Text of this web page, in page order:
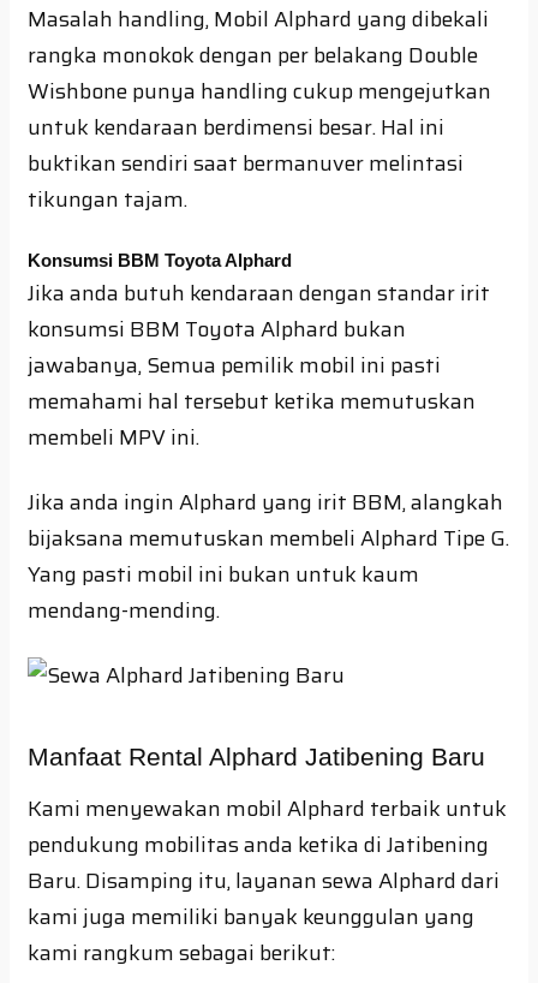
Masalah handling, Mobil Alphard yang dibekali
rangka monokok dengan per belakang Double
Wishbone punya handling cukup mengejutkan
untuk kendaraan berdimensi besar. Hal ini
buktikan sendiri saat bermanuver melintasi
tikungan tajam.
Konsumsi BBM Toyota Alphard
Jika anda butuh kendaraan dengan standar irit
konsumsi BBM Toyota Alphard bukan
jawabanya, Semua pemilik mobil ini pasti
memahami hal tersebut ketika memutuskan
membeli MPV ini.
Jika anda ingin Alphard yang irit BBM, alangkah
bijaksana memutuskan membeli Alphard Tipe G.
Yang pasti mobil ini bukan untuk kaum
mendang-mending.
Manfaat Rental Alphard Jatibening Baru
Kami menyewakan mobil Alphard terbaik untuk
pendukung mobilitas anda ketika di Jatibening
Baru. Disamping itu, layanan sewa Alphard dari
kami juga memiliki banyak keunggulan yang
kami rangkum sebagai berikut: